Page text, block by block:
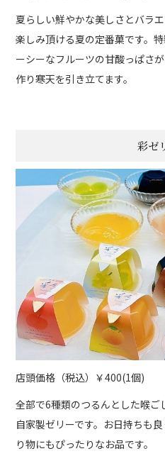
夏らしい鮮やかな美しさとバラ
楽しみ頂ける夏の定番菓です。
ーシーなフルーツの甘酸っぱさ
作り寒天を引き立てます。
彩ゼ
店頭価格（税込）￥400(1個)
全部で6種類のつるんとした喉
自家製ゼリーです。お日持ちも
り物にもぴったりなお品です。